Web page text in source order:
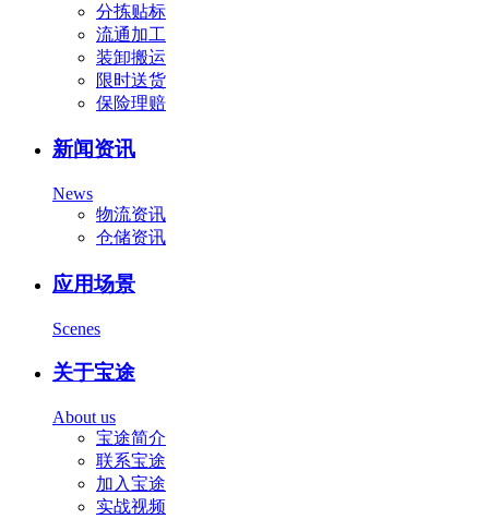
分拣贴标
流通加工
装卸搬运
限时送货
保险理赔
新闻资讯
News
物流资讯
仓储资讯
应用场景
Scenes
关于宝途
About us
宝途简介
联系宝途
加入宝途
实战视频